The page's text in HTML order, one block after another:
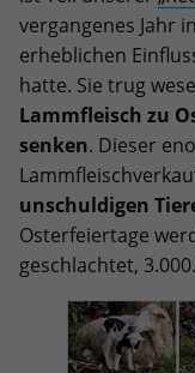
vergangenes Jahr
erheblichen
hatte. Sie trug
Lammfleisch zu
senken. Dieser
unschuldigen
Osterfeiertage
geschlachtet,